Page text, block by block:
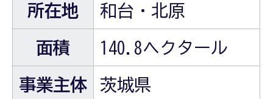
所在地 和台・北原
面積 140.8ヘクタール
事業主体 茨城県